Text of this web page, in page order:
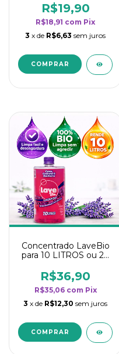
rendimento da
categoria - Lavanda
R$19,90
R$18,91 com Pix
3 x de R$6,63 sem juros
Concentrado LaveBio
para 10 LITROS ou 20
rendimento da
categoria - Lavanda
R$36,90
R$35,06 com Pix
3 x de R$12,30 sem juros